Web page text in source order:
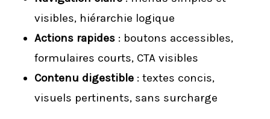
visibles, hiérarchie logique
Actions rapides: boutons accessibles,
formulaires courts, CTA visibles
Contenu digestible: textes concis,
visuels pertinents, sans surcharge